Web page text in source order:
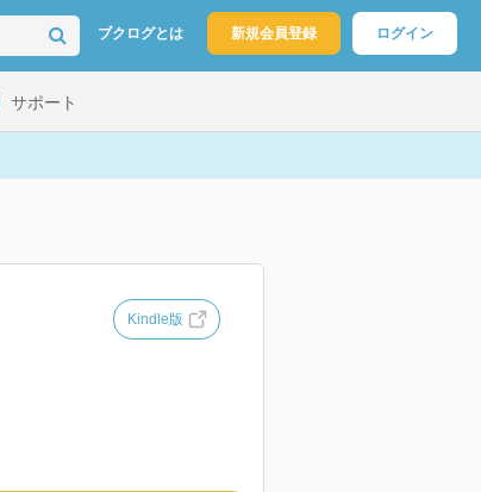
ブクログとは 新規会員登録 ログイン
サポート
Kindle版